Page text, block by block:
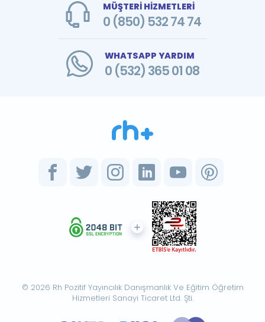
MÜŞTERİ HİZMETLERİ
0 (850) 532 74 74
WHATSAPP YARDIM
0 (532) 365 01 08
© 2026 Rh Pozitif Yayıncılık Danışmanlık Ve Eğitim Öğretim
Hizmetleri Sanayi Ticaret Ltd. Şti.